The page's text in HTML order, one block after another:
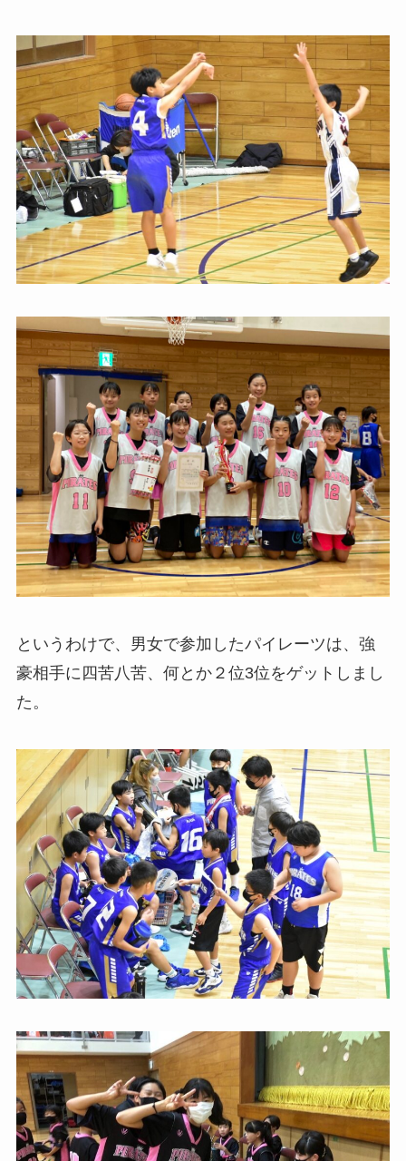
というわけで、男女で参加したパイレーツは、強
豪相手に四苦八苦、何とか２位3位をゲットしまし
た。